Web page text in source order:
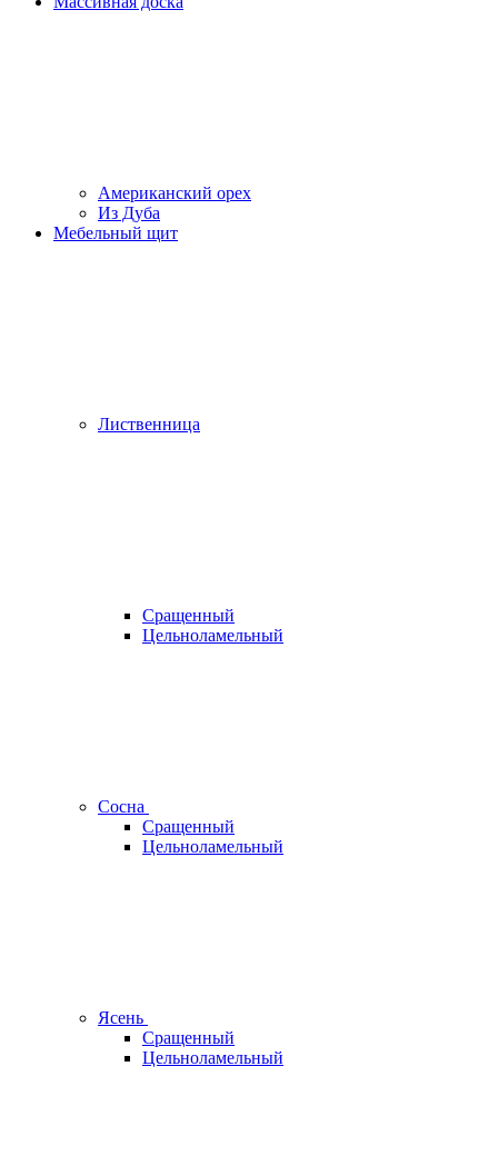
Американский орех
Из Дуба
Мебельный щит
Лиственница
Сращенный
Цельноламельный
Сосна
Сращенный
Цельноламельный
Ясень
Сращенный
Цельноламельный